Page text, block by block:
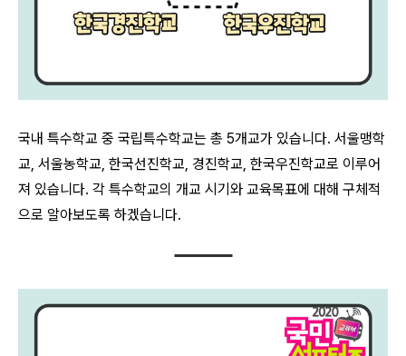
국내 특수학교 중 국립특수학교는 총 5개교가 있습니다. 서울맹학
교, 서울농학교, 한국선진학교, 경진학교, 한국우진학교로 이루어
져 있습니다. 각 특수학교의 개교 시기와 교육목표에 대해 구체적
으로 알아보도록 하겠습니다.